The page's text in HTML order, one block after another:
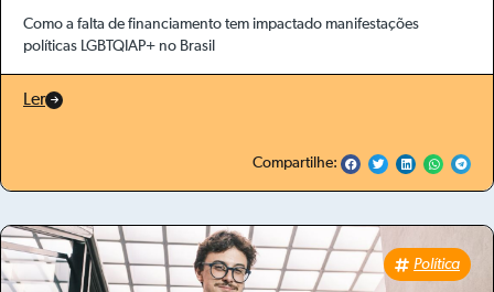
Como a falta de financiamento tem impactado manifestações
políticas LGBTQIAP+ no Brasil
Ler
Compartilhe:
Política